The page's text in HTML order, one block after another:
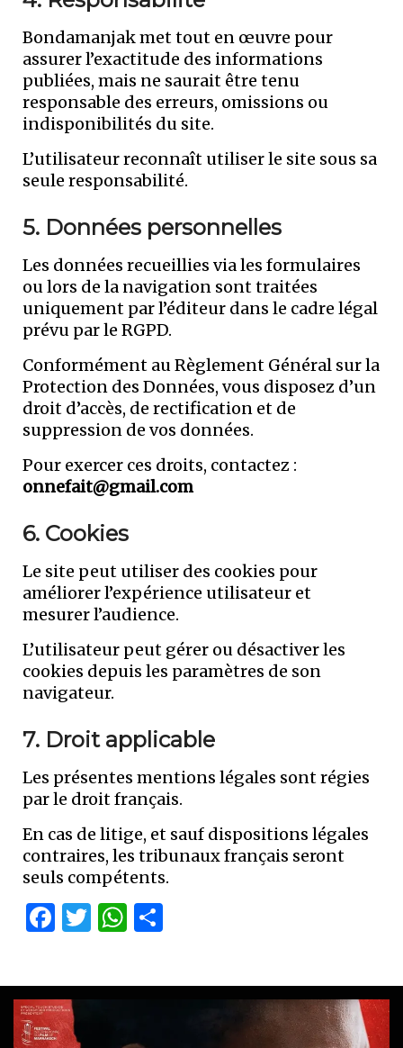
Bondamanjak met tout en œuvre pour
assurer l’exactitude des informations
publiées, mais ne saurait être tenu
responsable des erreurs, omissions ou
indisponibilités du site.
L’utilisateur reconnaît utiliser le site sous sa
seule responsabilité.
5. Données personnelles
Les données recueillies via les formulaires
ou lors de la navigation sont traitées
uniquement par l’éditeur dans le cadre légal
prévu par le RGPD.
Conformément au Règlement Général sur la
Protection des Données, vous disposez d’un
droit d’accès, de rectification et de
suppression de vos données.
Pour exercer ces droits, contactez :
onnefait@gmail.com
6. Cookies
Le site peut utiliser des cookies pour
améliorer l’expérience utilisateur et
mesurer l’audience.
L’utilisateur peut gérer ou désactiver les
cookies depuis les paramètres de son
navigateur.
7. Droit applicable
Les présentes mentions légales sont régies
par le droit français.
En cas de litige, et sauf dispositions légales
contraires, les tribunaux français seront
seuls compétents.
Facebook
Twitter
WhatsApp